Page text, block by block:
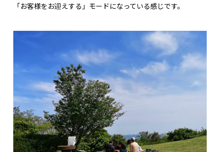
「お客様をお迎えする」モードになっている感じです。